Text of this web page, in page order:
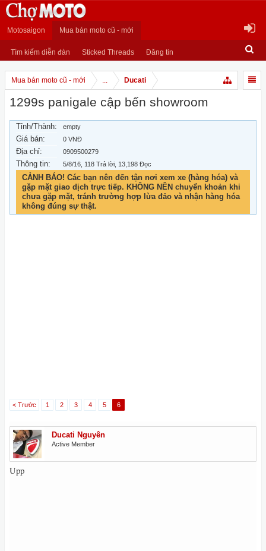
Motosaigon Mua bán moto cũ - mới
Tìm kiếm diễn đàn Sticked Threads Đăng tin
Mua bán moto cũ - mới ... Ducati
1299s panigale cập bến showroom
Tỉnh/Thành: empty
Giá bán: 0 VNĐ
Địa chỉ: 0909500279
Thông tin: 5/8/16 , 118 Trả lời, 13,198 Đọc
CẢNH BÁO! Các bạn nên đến tận nơi xem xe (hàng hóa) và
gặp mặt giao dịch trực tiếp. KHÔNG NÊN chuyển khoản khi
chưa gặp mặt, tránh trường hợp lừa đảo và nhận hàng hóa
không đúng sự thật.
< Trước 1 2 3 4 5 6
Ducati Nguyên
Active Member
Upp